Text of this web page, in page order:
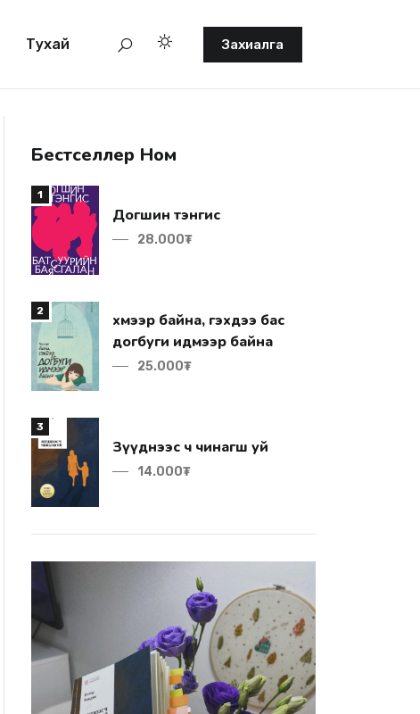
Тухай Захиалга
Бестселлер Ном
1
Догшин тэнгис
28.000₮
2
догбуги идмээр байна
25.000₮
3
Зүүднээс ч чинагш уй
14.000₮